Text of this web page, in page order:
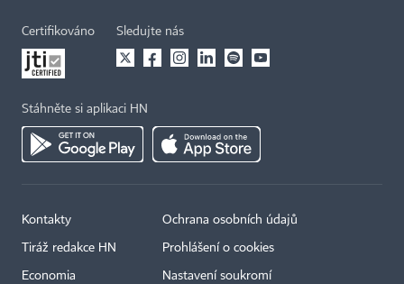
Certifikováno Sledujte nás
Stáhněte si aplikaci HN
Kontakty
Tiráž redakce HN
Economia
Ochrana osobních údajů
Prohlášení o cookies
Nastavení soukromí